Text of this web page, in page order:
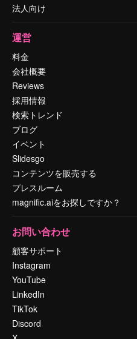
法人向け
運営
料金
会社概要
Reviews
採用情報
検索トレンド
ブログ
イベント
Slidesgo
コンテンツを販売する
プレスルーム
magnific.aiをお探しですか？
お問い合わせ
顧客サポート
Instagram
YouTube
LinkedIn
TikTok
Discord